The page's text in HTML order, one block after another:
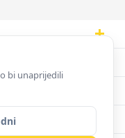
bi unaprijedili